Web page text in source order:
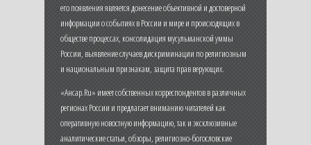
его появления является донесение объективной и достоверной
информации о событиях в России и мире и происходящих в
обществе процессах, консолидация мусульманской уммы
России, выявление случаев дискриминации по религиозным
и национальным признакам, защита прав верующих.
«Ансар.Ru» имеет собственных корреспондентов в различных
регионах России и предлагает вниманию читателей как
оперативную новостную информацию, так и эксклюзивные
аналитические статьи, обзоры, религиозно-богословские